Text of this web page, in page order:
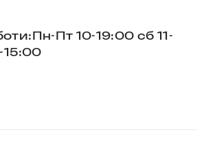
Пт 10-19:00 сб 11-
15:00